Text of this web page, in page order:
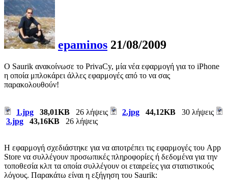
epaminos 21/08/2009
O Saurik ανακοίνωσε το PrivaCy, μία νέα εφαρμογή για το iPhone
η οποία μπλοκάρει άλλες εφαρμογές από το να σας
παρακολουθούν!
1.jpg 38,01KB 26 λήψεις 2.jpg 44,12KB
30 λήψεις
3.jpg
43,16KB 26 λήψεις
Η εφαρμογή σχεδιάστηκε για να αποτρέπει τις εφαρμογές του App
Store να συλλέγουν προσωπικές πληροφορίες ή δεδομένα για την
τοποθεσία κλπ τα οποία συλλέγουν οι εταιρείες για στατιστικούς
λόγους. Παρακάτω είναι η εξήγηση του Saurik: